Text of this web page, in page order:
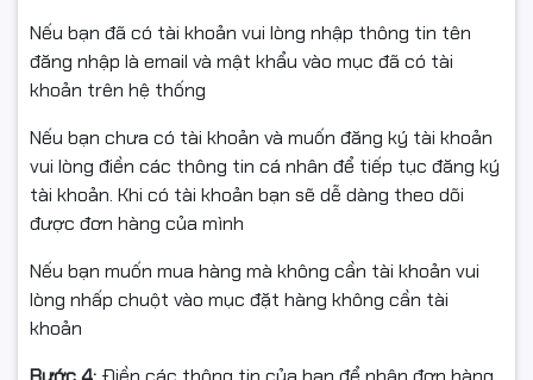
RAM 16GB DDR5 và SSD
512GB tốc độ cao
Máy sở hữu16GB RAM DDR5cho khả năng đa nhiệm
mượt mà, hạn chế giật lag khi mở nhiều ứng dụng cùng
lúc. Ổ cứngSSD 512GB NVMegiúp khởi động nhanh,
truy xuất dữ liệu tốc độ cao và đáp ứng tốt nhu cầu
Nếu bạn đã có tài khoản vui lòng nhập thông tin tên
đăng nhập là email và mật khẩu vào mục đã có tài
khoản trên hệ thống
Nếu bạn chưa có tài khoản và muốn đăng ký tài khoản
vui lòng điền các thông tin cá nhân để tiếp tục đăng ký
tài khoản. Khi có tài khoản bạn sẽ dễ dàng theo dõi
được đơn hàng của mình
Nếu bạn muốn mua hàng mà không cần tài khoản vui
lòng nhấp chuột vào mục đặt hàng không cần tài
khoản